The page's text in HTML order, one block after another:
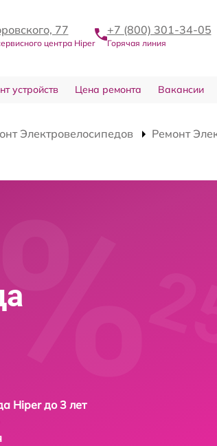
77
центра Hiper
+7 (800) 301-34-05
Горячая линия
устройств Цена ремонта Вакансии
Электровелосипедов
Ремонт
Hiper до 3 лет